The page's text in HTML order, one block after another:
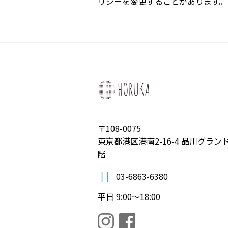
〒108-0075
東京都港区港南2-16-4 品川グラン
階
03-6863-6380
平日 9:00〜18:00